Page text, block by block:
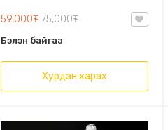
59,000₮75,000₮
Бэлэн байгаа
Хурдан харах